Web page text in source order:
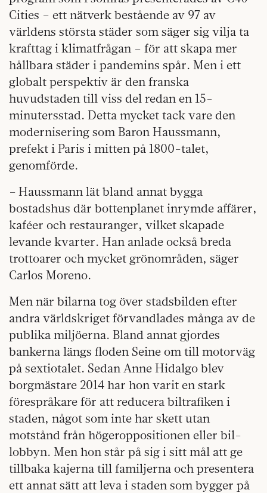
Cities – ett nätverk bestående av 97 av
världens största städer som säger sig vilja ta
krafttag i klimatfrågan – för att skapa mer
hållbara städer i pandemins spår. Men i ett
globalt perspektiv är den franska
huvudstaden till viss del redan en 15-
minutersstad. Detta mycket tack vare den
modernisering som Baron Haussmann,
prefekt i Paris i mitten på 1800-talet,
genomförde.
– Haussmann lät bland annat bygga
bostadshus där bottenplanet inrymde affärer,
kaféer och restauranger, vilket skapade
levande kvarter. Han anlade också breda
trottoarer och mycket grönområden, säger
Carlos Moreno.
Men när bilarna tog över stadsbilden efter
andra världskriget förvandlades många av de
publika miljöerna. Bland annat gjordes
bankerna längs floden Seine om till motorväg
på sextiotalet. Sedan Anne Hidalgo blev
borgmästare 2014 har hon varit en stark
förespråkare för att reducera biltrafiken i
staden, något som inte har skett utan
motstånd från högeroppositionen eller bil-
lobbyn. Men hon står på sig i sitt mål att ge
tillbaka kajerna till familjerna och presentera
ett annat sätt att leva i staden som bygger på